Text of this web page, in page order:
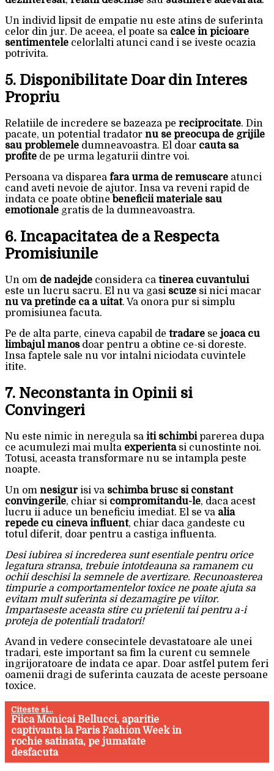
Un individ lipsit de empatie nu este atins de suferinta
celor din jur. De aceea, el poate sa calce in picioare
sentimentele celorlalti atunci cand i se iveste ocazia
potrivita.
5. Disponibilitate Doar din Interes
Propriu
Relatiile de incredere se bazeaza pe reciprocitate. Din
pacate, un potential tradator nu se preocupa de grijile
sau problemele dumneavoastra. El doar cauta sa
profite de pe urma legaturii dintre voi.
Persoana va disparea fara urma de remuscare atunci
cand aveti nevoie de ajutor. Insa va reveni rapid de
indata ce poate obtine beneficii materiale sau
emotionale gratis de la dumneavoastra.
6. Incapacitatea de a Respecta
Promisiunile
Un om de nadejde considera ca tinerea cuvantului
este un lucru sacru. El nu va gasi scuze si nici macar
nu va pretinde ca a uitat. Va onora pur si simplu
promisiunea facuta.
Pe de alta parte, cineva capabil de tradare se joaca cu
limbajul manosdoar pentru a obtine ce-si doreste.
Insa faptele sale nu vor intalni niciodata cuvintele
itite.
7. Neconstanta in Opinii si
Convingeri
Nu este nimic in neregula sa iti schimbiparerea dupa
ce acumulezi mai multa experientasi cunostinte noi.
Totusi, aceasta transformare nu se intampla peste
noapte.
Un om nesigur isi va schimba brusc si constant
convingerile, chiar si compromitandu-le, daca acest
lucru ii aduce un beneficiu imediat. El se va alia
repede cu cineva influent, chiar daca gandeste cu
totul diferit, doar pentru a castiga influenta.
Desi iubirea si increderea sunt esentiale pentru orice
legatura stransa, trebuie intotdeauna sa ramanem cu
ochii deschisi la semnele de avertizare. Recunoasterea
timpurie a comportamentelor toxice ne poate ajuta sa
evitam mult suferinta si dezamagire pe viitor.
Impartaseste aceasta stire cu prietenii tai pentru a-i
proteja de potentiali tradatori!
Avand in vedere consecintele devastatoare ale unei
tradari, este important sa fim la curent cu semnele
ingrijoratoare de indata ce apar. Doar astfel putem feri
oamenii dragi de suferinta cauzata de aceste persoane
toxice.
Citeste si...
Fiica Monicai Bellucci, aparitie
captivanta la Paris Fashion Week in
rochie satinata, pe jumatate
desfacuta